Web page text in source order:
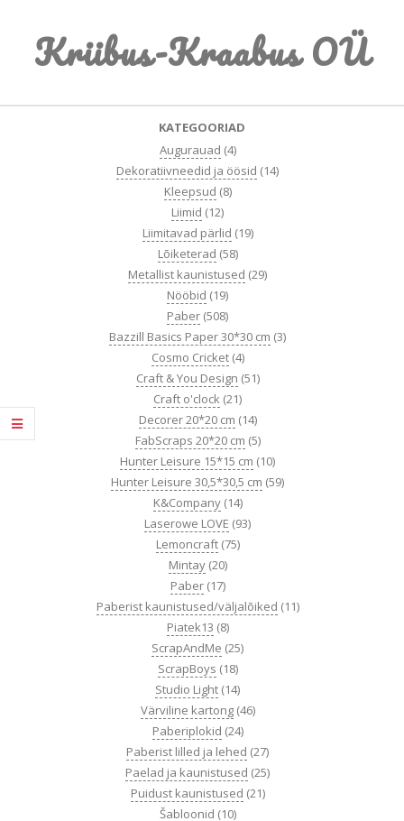
contentKriibus-Kraabus OÜ
KATEGOORIAD
Augurauad (4)
Dekoratiivneedid ja öösid (14)
Kleepsud (8)
Liimid (12)
Liimitavad pärlid (19)
Lõiketerad (58)
Metallist kaunistused (29)
Nööbid (19)
Paber (508)
Bazzill Basics Paper 30*30 cm (3)
Cosmo Cricket (4)
Craft & You Design (51)
Craft o'clock (21)
Decorer 20*20 cm (14)
FabScraps 20*20 cm (5)
Hunter Leisure 15*15 cm (10)
Hunter Leisure 30,5*30,5 cm (59)
K&Company (14)
Laserowe LOVE (93)
Lemoncraft (75)
Mintay (20)
Paber (17)
Paberist kaunistused/väljalõiked (11)
Piatek13 (8)
ScrapAndMe (25)
ScrapBoys (18)
Studio Light (14)
Värviline kartong (46)
Paberiplokid (24)
Paberist lilled ja lehed (27)
Paelad ja kaunistused (25)
Puidust kaunistused (21)
Šabloonid (10)